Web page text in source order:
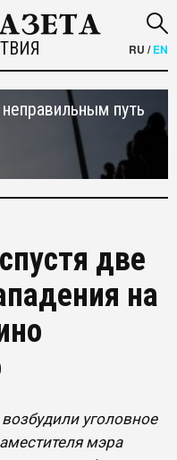
RU /EN
путь
две
на
уголовное
мэра